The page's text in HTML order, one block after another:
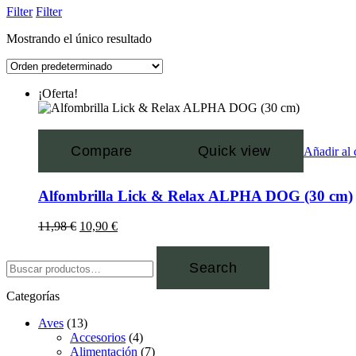
Filter Filter
Mostrando el único resultado
¡Oferta!
Compare Quick view Añadir al
Alfombrilla Lick & Relax ALPHA DOG (30 cm)
11,98€ 10,90 €
Search
Categorías
Aves (13)
Accesorios (4)
Alimentación (7)